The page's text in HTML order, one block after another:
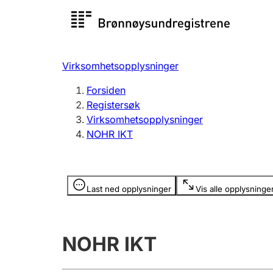
Registersøk
Registrere, endre, slette
Virksomhetsopplysninger
Forsiden
Registersøk
Virksomhetsopplysninger
NOHR IKT
Last ned opplysninger Vis alle
Opplysninger er skjult
NOHR IKT